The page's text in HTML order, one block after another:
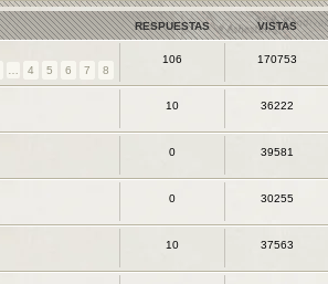
RESPUESTAS VISTAS
4 5 6 7 8
106 170753
10 36222
0 39581
0 30255
10 37563